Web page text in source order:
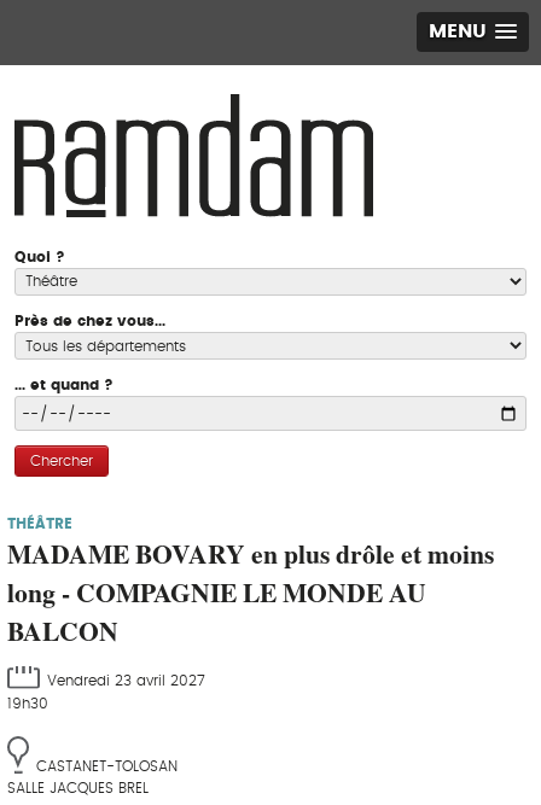
MENU
Quoi ?
Près de chez vous...
... et quand ?
Chercher
THÉÂTRE
MADAME BOVARY en plus drôle et moins
long - COMPAGNIE LE MONDE AU
BALCON
Vendredi 23 avril 2027
19h30
CASTANET-TOLOSAN
SALLE JACQUES BREL